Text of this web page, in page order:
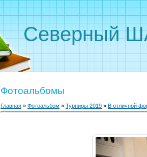
Северный
Фотоальбомы
Главная » Фотоальбом » Турниры 2019 » В отличной